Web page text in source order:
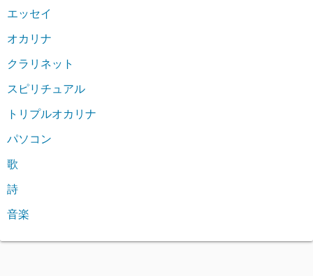
エッセイ
オカリナ
クラリネット
スピリチュアル
トリプルオカリナ
パソコン
歌
詩
音楽